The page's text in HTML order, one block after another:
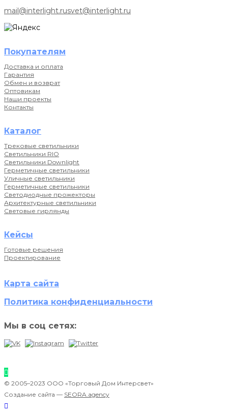
mail@interlight.rusvet@interlight.ru
Покупателям
Доставка и оплата
Гарантия
Обмен и возврат
Оптовикам
Наши проекты
Контакты
Каталог
Трековые светильники
Светильники RIO
Светильники Downlight
Герметичные светильники
Уличные светильники
Герметичные светильники
Светодиодные прожекторы
Архитектурные светильники
Световые гирлянды
Кейсы
Готовые решения
Проектирование
Карта сайта
Политика конфиденциальности
Мы в соц сетях:
© 2005–2023 ООО «Торговый Дом Интерсвет»
Создание сайта — SEORA.agency